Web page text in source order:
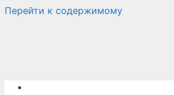
Перейти к содержимому